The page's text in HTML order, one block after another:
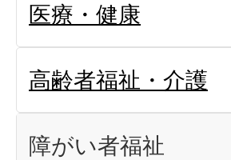
医療・健康
高齢者福祉・介護
障がい者福祉